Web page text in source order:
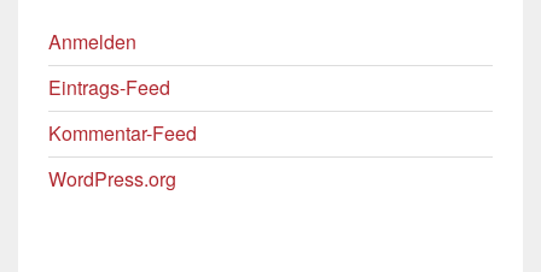
Anmelden
Eintrags-Feed
Kommentar-Feed
WordPress.org